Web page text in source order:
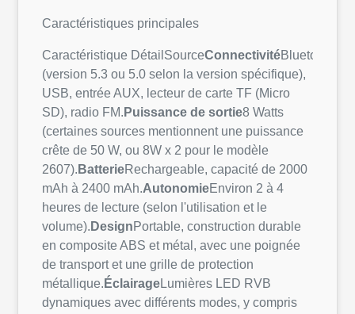
Caractéristiques principales
Caractéristique DétailSourceConnectivitéBluetooth
(version 5.3 ou 5.0 selon la version spécifique),
USB, entrée AUX, lecteur de carte TF (Micro
SD), radio FM. Puissance de sortie8 Watts
(certaines sources mentionnent une puissance
crête de 50 W, ou 8W x 2 pour le modèle
2607). BatterieRechargeable, capacité de 2000
mAh à 2400 mAh.AutonomieEnviron 2 à 4
heures de lecture (selon l'utilisation et le
volume). DesignPortable, construction durable
en composite ABS et métal, avec une poignée
de transport et une grille de protection
métallique. ÉclairageLumières LED RVB
dynamiques avec différents modes, y compris